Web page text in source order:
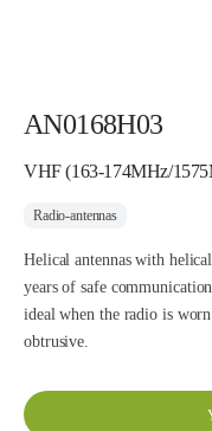
AN0168H03
VHF (163-174MHz/
Radio-antennas
Helical antennas with
years of safe
ideal when the radio is
obtrusive.